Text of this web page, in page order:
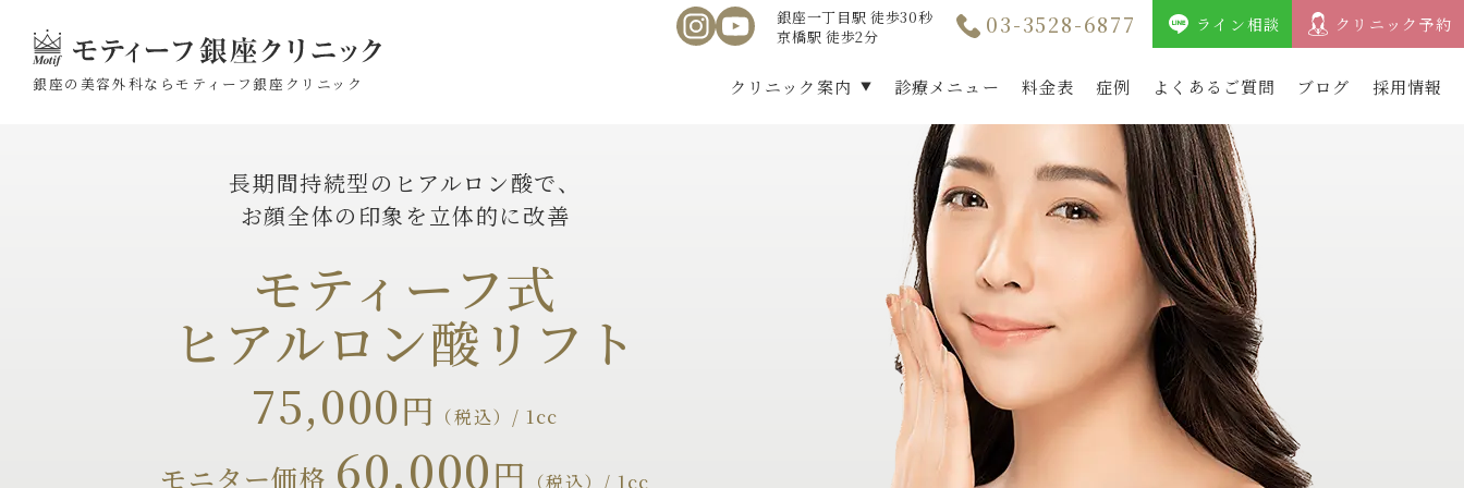
銀座の美容外科なら モティーフ銀座クリニック
銀座一丁目駅 徒歩30秒
京橋駅 徒歩2分
03-3528-6877 ライン相談 クリニック予約
クリニック案内 診療メニュー 料金表 症例 よくあるご質問 ブログ 採用情報
長期間持続型の ヒアルロン酸で、
お顔全体の印象を立体的に改善
モティーフ式
ヒアルロン酸リフト
75,000円 （税込）/ 1cc
モニター価格 60,000円 （税込）/ 1cc